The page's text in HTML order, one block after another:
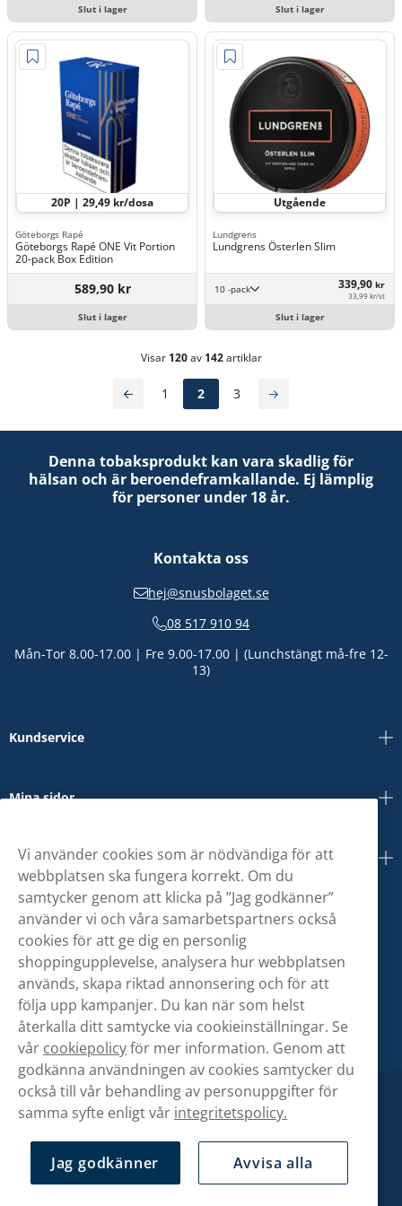
Slut i lager Slut i lager
20P | 29,49 kr/dosa
Göteborgs Rapé
Göteborgs Rapé ONE Vit Portion
20-pack Box Edition
589,90 kr
Slut i lager
Utgående
Lundgrens
Lundgrens Österlen Slim
10 -pack 339,90 kr
33,99 kr/st
Slut i lager
Visar 120av 142artiklar
1 2 3
Denna tobaksprodukt kan vara skadlig för
hälsan och är beroendeframkallande. Ej lämplig
för personer under 18 år.
Kontakta oss
hej@snusbolaget.se
08 517 910 94
Mån-Tor 8.00-17.00 | Fre 9.00-17.00 | (Lunchstängt må-fre 12-
13)
Kundservice
Mina sidor
Om oss
Vi använder cookies som är nödvändiga för att
webbplatsen ska fungera korrekt. Om du
samtycker genom att klicka på ”Jag godkänner”
använder vi och våra samarbetspartners också
cookies för att ge dig en personlig
shoppingupplevelse, analysera hur webbplatsen
används, skapa riktad annonsering och för att
följa upp kampanjer. Du kan när som helst
återkalla ditt samtycke via cookieinställningar. Se
vår cookiepolicyför mer information. Genom att
godkänna användningen av cookies samtycker du
också till vår behandling av personuppgifter för
samma syfte enligt vår integritetspolicy.
Jag godkänner Avvisa alla